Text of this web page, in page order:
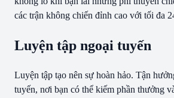
các trận không chiến đỉnh cao với tối đa
Luyện tập ngoại tuyến
Luyện tập tạo nên sự hoàn hảo. Tận
tuyến, nơi bạn có thể kiếm phần thưởng